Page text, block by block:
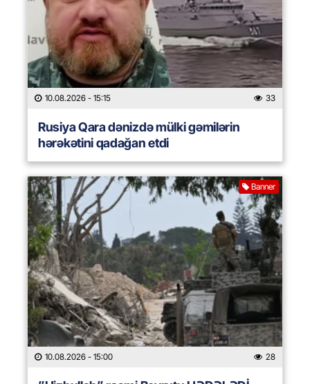
10.08.2026 - 15:15 33
Rusiya Qara dənizdə mülki gəmilərin
hərəkətini qadağan etdi
Banner
10.08.2026 - 15:00 28